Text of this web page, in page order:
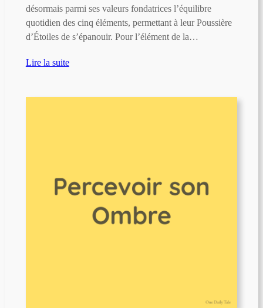
désormais parmi ses valeurs fondatrices l’équilibre
quotidien des cinq éléments, permettant à leur Poussière
d’Étoiles de s’épanouir. Pour l’élément de la…
Lire la suite